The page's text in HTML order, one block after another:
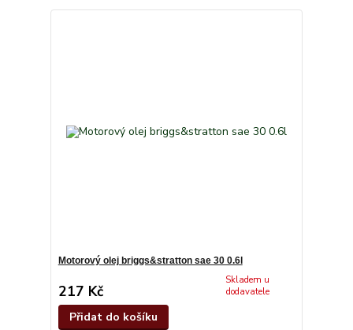
Motorový olej briggs&stratton sae 30 0.6l
217 Kč
Skladem u
dodavatele
Přidat do košíku